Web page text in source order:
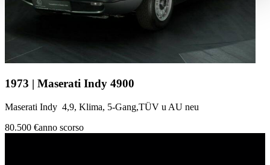
haben oder die sie im Rahmen Ihrer Nutzung der Dienste
gesammelt haben.Datenschutzerklärung
1973 | Maserati Indy 4900
Maserati Indy 4,9, Klima, 5-Gang,TÜV u AU neu
80.500 €anno scorso